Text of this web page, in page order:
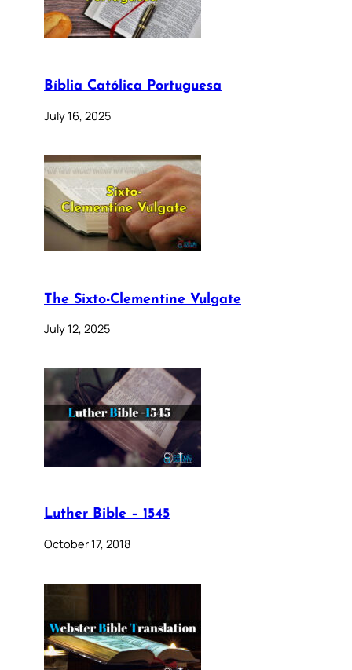
Bíblia Católica Portuguesa
July 16, 2025
The Sixto-Clementine Vulgate
July 12, 2025
Luther Bible – 1545
October 17, 2018